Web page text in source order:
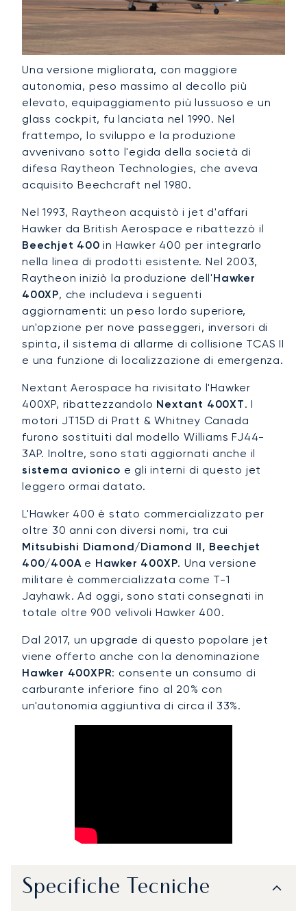
Una versione migliorata, con maggiore
autonomia, peso massimo al decollo più
elevato, equipaggiamento più lussuoso e un
glass cockpit, fu lanciata nel 1990. Nel
frattempo, lo sviluppo e la produzione
avvenivano sotto l'egida della società di
difesa Raytheon Technologies, che aveva
acquisito Beechcraft nel 1980.
Nel 1993, Raytheon acquistò i jet d'affari
Hawker da British Aerospace e ribattezzò il
Beechjet 400 in Hawker 400 per integrarlo
nella linea di prodotti esistente. Nel 2003,
Raytheon iniziò la produzione dell'Hawker
400XP, che includeva i seguenti
aggiornamenti: un peso lordo superiore,
un'opzione per nove passeggeri, inversori di
spinta, il sistema di allarme di collisione TCAS II
e una funzione di localizzazione di emergenza.
Nextant Aerospace ha rivisitato l'Hawker
400XP, ribattezzandolo Nextant 400XT. I
motori JT15D di Pratt & Whitney Canada
furono sostituiti dal modello Williams FJ44-
3AP. Inoltre, sono stati aggiornati anche il
sistema avionico e gli interni di questo jet
leggero ormai datato.
L'Hawker 400 è stato commercializzato per
oltre 30 anni con diversi nomi, tra cui
Mitsubishi Diamond/Diamond II, Beechjet
400/400A e Hawker 400XP. Una versione
militare è commercializzata come T-1
Jayhawk. Ad oggi, sono stati consegnati in
totale oltre 900 velivoli Hawker 400.
Dal 2017, un upgrade di questo popolare jet
viene offerto anche con la denominazione
Hawker 400XPR: consente un consumo di
carburante inferiore fino al 20% con
un'autonomia aggiuntiva di circa il 33%.
Specifiche Tecniche